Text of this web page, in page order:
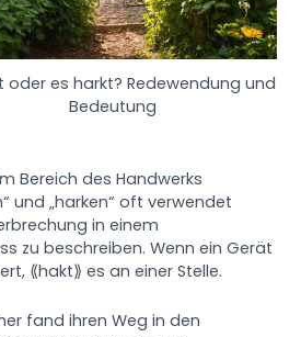
oder es harkt? Redewendung und
Bedeutung
Bereich des Handwerks
und „harken“ oft verwendet
in einem
zu beschreiben. Wenn ein Gerät
⟪hakt⟫ es an einer Stelle.
fand ihren Weg in den